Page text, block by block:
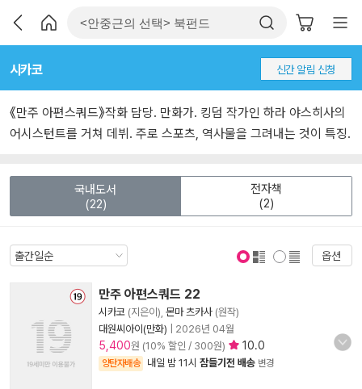
시카코 신간 알림 신청
《만주 아편스쿼드》작화 담당. 만화가. 킹덤 작가인 하라 야스히사의
어시스턴트를 거쳐 데뷔. 주로 스포츠, 역사물을 그려내는 것이 특징.
국내도서
(22)
전자책
(2)
옵션
만주 아편스쿼드 22
시카코 (지은이), 몬마 츠카사 (원작)
대원씨아이(만화)
2026년 04월
5,400원 (10% 할인 / 300원) 10.0
양탄자배송 내일 밤 11시 잠들기전 배송 변경